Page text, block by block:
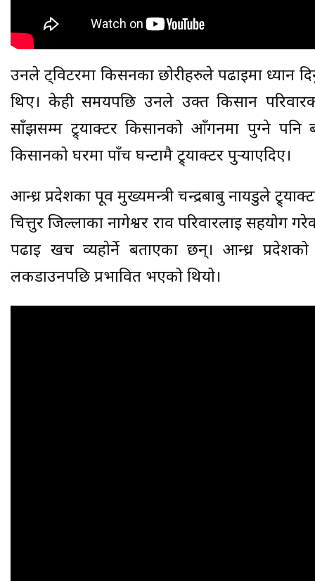
उनले ट्विटरमा किसनका छाेरीहरुले पढाइमा ध्यान
थिए। केही समयपछि उनले उक्त किसान
साँझसम्म ट्र्याक्टर किसानको आँगनमा पुग्ने
किसानको घरमा पाँच घन्टामै ट्र्याक्टर पुर्‍याएदिए।
आन्ध्र प्रदेशका पूर्व मुख्यमन्त्री चन्द्रबाबु नायडुले
चित्तुर जिल्लाका नागेश्वर राव परिवारलाई
पढाइ खर्च व्यहाेर्ने बताएका छन्। आन्ध्र
लकडाउनपछि प्रभावित भएको थियो।